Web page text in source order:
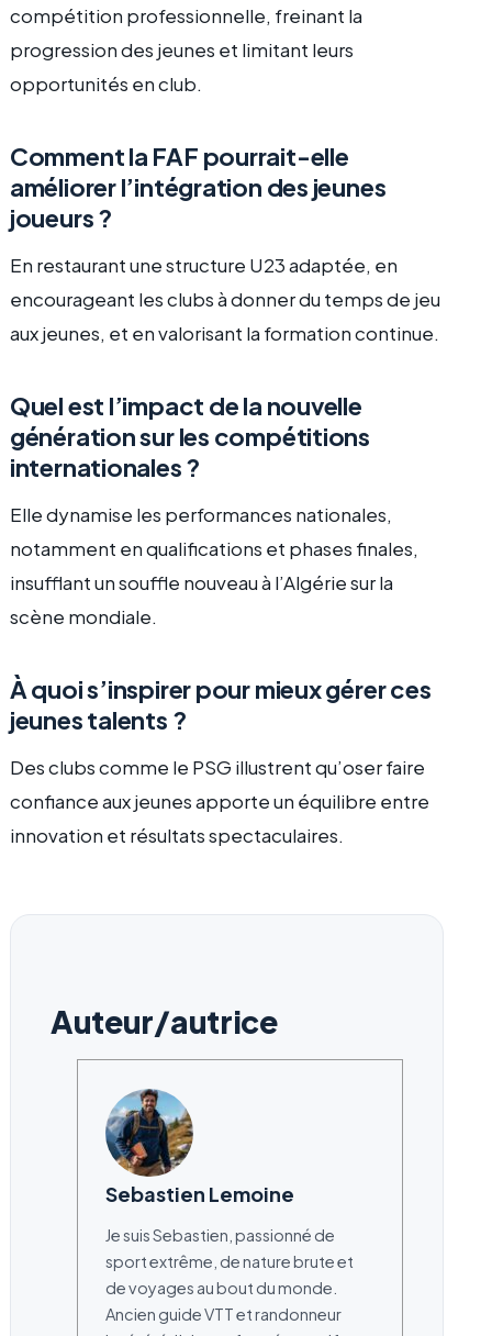
compétition professionnelle, freinant la
progression des jeunes et limitant leurs
opportunités en club.
Comment la FAF pourrait-elle
améliorer l’intégration des jeunes
joueurs ?
En restaurant une structure U23 adaptée, en
encourageant les clubs à donner du temps de jeu
aux jeunes, et en valorisant la formation continue.
Quel est l’impact de la nouvelle
génération sur les compétitions
internationales ?
Elle dynamise les performances nationales,
notamment en qualifications et phases finales,
insufflant un souffle nouveau à l’Algérie sur la
scène mondiale.
À quoi s’inspirer pour mieux gérer ces
jeunes talents ?
Des clubs comme le PSG illustrent qu’oser faire
confiance aux jeunes apporte un équilibre entre
innovation et résultats spectaculaires.
Auteur/autrice
Sebastien Lemoine
Je suis Sebastien, passionné de
sport extrême, de nature brute et
de voyages au bout du monde.
Ancien guide VTT et randonneur